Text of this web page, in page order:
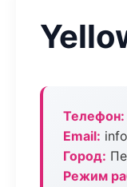
Телефон:
Email:
Город:
Режим